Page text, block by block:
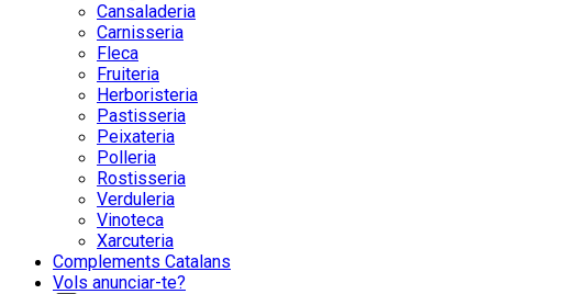
Cansaladeria
Carnisseria
Fleca
Fruiteria
Herboristeria
Pastisseria
Peixateria
Polleria
Rostisseria
Verduleria
Vinoteca
Xarcuteria
Complements Catalans
Vols anunciar-te?